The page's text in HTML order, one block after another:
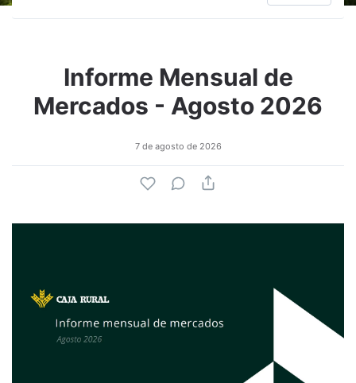
Informe Mensual de
Mercados - Agosto 2026
7 de agosto de 2026